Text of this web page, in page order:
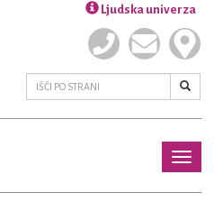
Ljudska univerza